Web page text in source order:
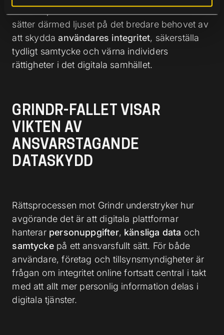
efter att privat information ska ha delats. Fallet
sätter därmed ljuset på det bredare behovet av
att skyddaanvändares integritet, säkerställa
tydligt samtycke och värna individers
rättigheter i det digitala samhället.
GRINDR-FALLET VISAR
VIKTEN AV
ANSVARSTAGANDE
DATASKYDD
Rättsprocessen mot Grindr understryker hur
avgörande det är att digitala plattformar
hanterar personuppgifter, känsliga data och
samtyckepå ett ansvarsfullt sätt. För både
användare, företag och tillsynsmyndigheter är
frågan om integritet online fortsatt central i takt
med att allt mer personlig information delas i
digitala tjänster.